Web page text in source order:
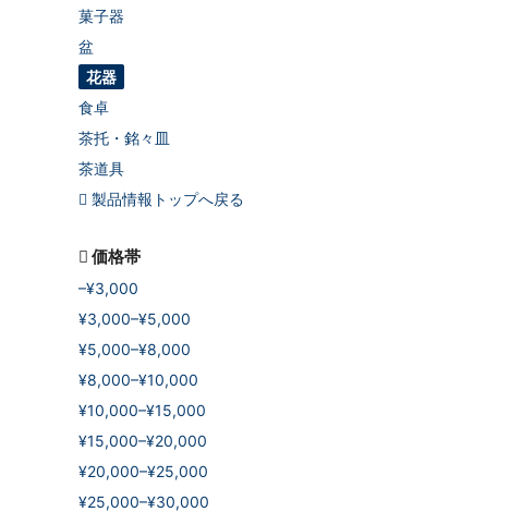
菓子器
盆
花器
食卓
茶托・銘々皿
茶道具
製品情報トップへ戻る
価格帯
–¥3,000
¥3,000–¥5,000
¥5,000–¥8,000
¥8,000–¥10,000
¥10,000–¥15,000
¥15,000–¥20,000
¥20,000–¥25,000
¥25,000–¥30,000